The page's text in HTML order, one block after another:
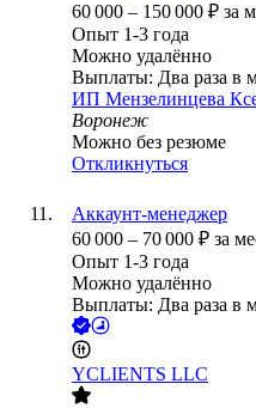
60 000 – 150 000 ₽ за
Опыт 1-3 года
Можно удалённо
Выплаты: Два раза в
ИП Мензелинцева
Воронеж
Можно без резюме
Откликнуться
Аккаунт-менеджер
60 000 – 70 000 ₽ за
Опыт 1-3 года
Можно удалённо
Выплаты: Два раза в
YCLIENTS LLC